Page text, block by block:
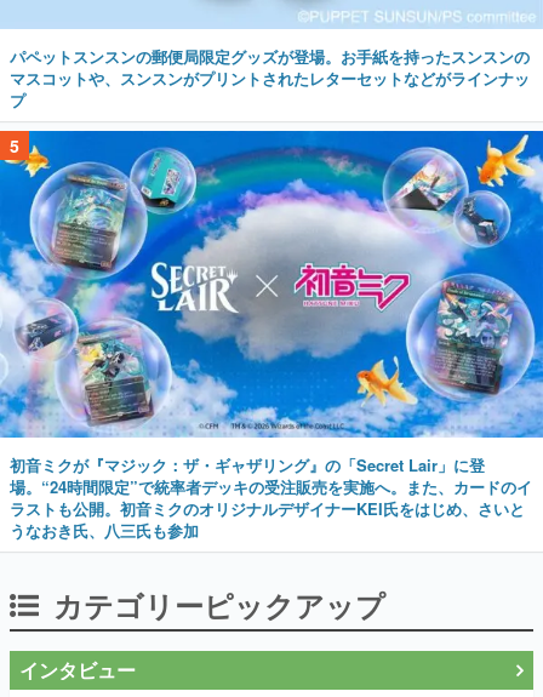
パペットスンスンの郵便局限定グッズが登場。お手紙を持ったスンスンの
マスコットや、スンスンがプリントされたレターセットなどがラインナッ
プ
5
初音ミクが『マジック：ザ・ギャザリング』の「Secret Lair」に登
場。“24時間限定”で統率者デッキの受注販売を実施へ。また、カードのイ
ラストも公開。初音ミクのオリジナルデザイナーKEI氏をはじめ、さいと
うなおき氏、八三氏も参加
カテゴリーピックアップ
インタビュー